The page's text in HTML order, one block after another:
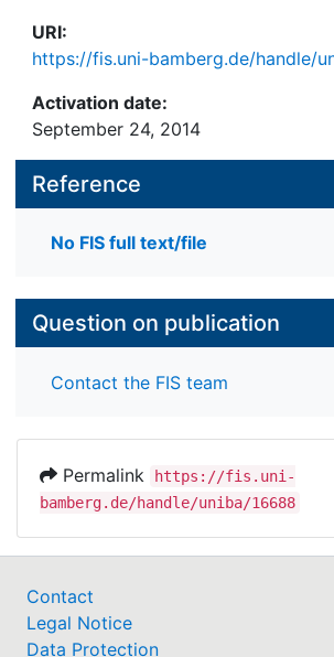
URI:
https://fis.uni-bamberg.de/handle/
Activation date:
September 24, 2014
Reference
No FIS full text/file
Question on publication
Contact the FIS team
Permalink
https://fis.uni-
bamberg.de/handle/uniba/16688
Contact
Legal Notice
Data Protection